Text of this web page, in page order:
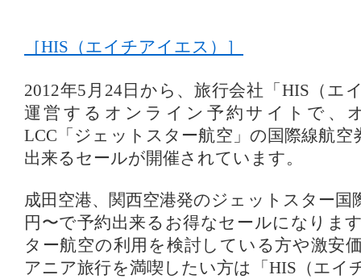
［HIS（エイチアイエス）］
2012年5月24日から、旅行会社「HIS（エ
運営するオンライン予約サイトで、
LCC「ジェットスター航空」の国際線航空
出来るセールが開催されています。
成田空港、関西空港発のジェットスター国
円〜で予約出来るお得なセールになりま
ター航空の利用を検討している方や激安
アニア旅行を満喫したい方は「HIS（エイ